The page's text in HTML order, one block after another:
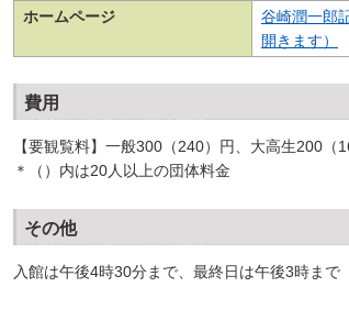
ホームページ
谷崎潤一郎
開きます）
費用
【要観覧料】一般300（240）円、大高生200（
＊（）内は20人以上の団体料金
その他
入館は午後4時30分まで、最終日は午後3時まで